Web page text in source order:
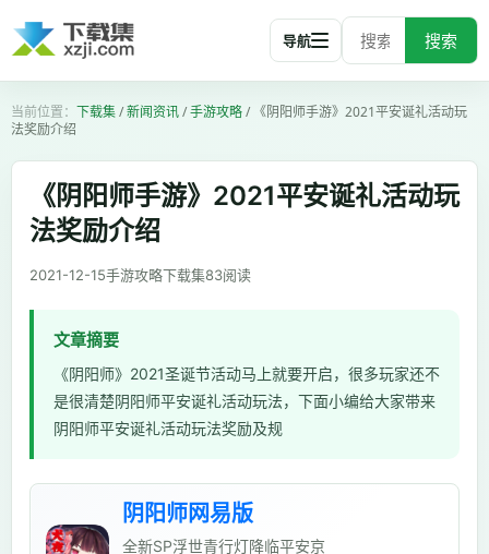
搜索
导航
下载集/新闻资讯/手游攻略/ 《阴阳师手游》2021平安诞礼活动玩
法奖励介绍
《阴阳师手游》2021平安诞礼活动玩
法奖励介绍
2021-12-15手游攻略下载集83阅读
文章摘要
《阴阳师》2021圣诞节活动马上就要开启，很多玩家还不
是很清楚阴阳师平安诞礼活动玩法，下面小编给大家带来
阴阳师平安诞礼活动玩法奖励及规
阴阳师网易版
全新SP浮世青行灯降临平安京